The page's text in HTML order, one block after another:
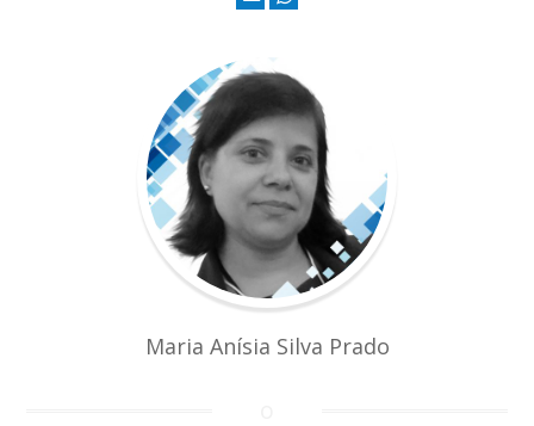
Maria Anísia Silva Prado